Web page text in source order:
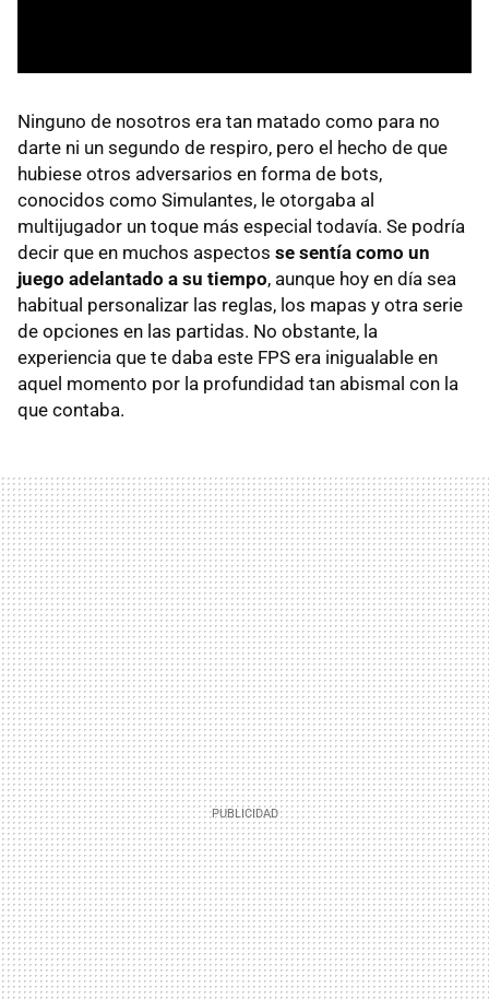
Ninguno de nosotros era tan matado como para no
darte ni un segundo de respiro, pero el hecho de que
hubiese otros adversarios en forma de bots,
conocidos como Simulantes, le otorgaba al
multijugador un toque más especial todavía. Se podría
decir que en muchos aspectos se sentía como un
juego adelantado a su tiempo, aunque hoy en día sea
habitual personalizar las reglas, los mapas y otra serie
de opciones en las partidas. No obstante, la
experiencia que te daba este FPS era inigualable en
aquel momento por la profundidad tan abismal con la
que contaba.